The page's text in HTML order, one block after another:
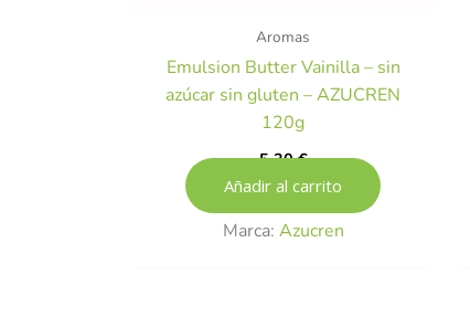
Aromas
Emulsion Butter Vainilla – sin
azúcar sin gluten – AZUCREN
120g
5,30€
Añadir al carrito
Marca: Azucren